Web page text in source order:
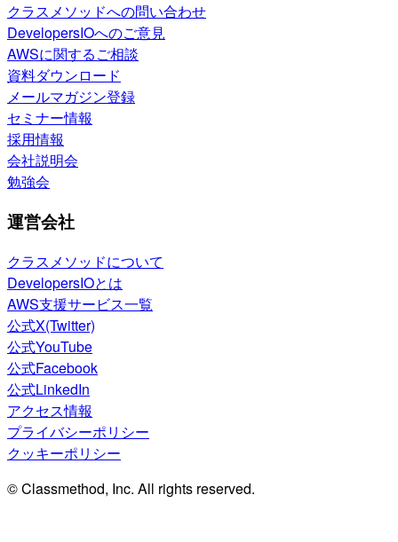
クラスメソッドへの問い合わせ
DevelopersIOへのご意見
AWSに関するご相談
資料ダウンロード
メールマガジン登録
セミナー情報
採用情報
会社説明会
勉強会
運営会社
クラスメソッドについて
DevelopersIOとは
AWS支援サービス一覧
公式X(Twitter)
公式YouTube
公式Facebook
公式LinkedIn
アクセス情報
プライバシーポリシー
クッキーポリシー
© Classmethod, Inc. All rights reserved.